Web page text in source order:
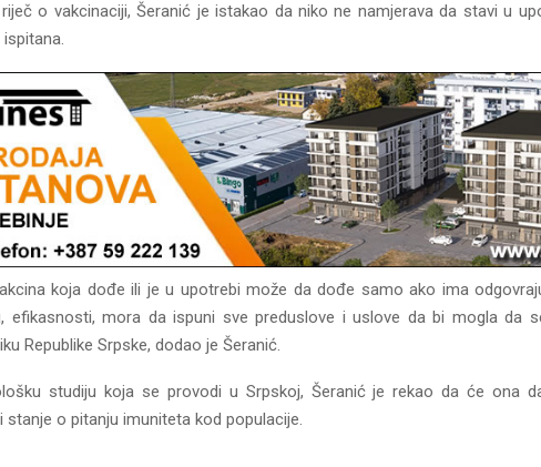
o vakcinaciji, Šeranić je istakao da niko ne namjerava da stavi u
koja dođe ili je u upotrebi može da dođe samo ako ima
efikasnosti, mora da ispuni sve preduslove i uslove da bi mogla da
Republike Srpske, dodao je Šeranić.
studiju koja se provodi u Srpskoj, Šeranić je rekao da će ona
stanje o pitanju imuniteta kod populacije.